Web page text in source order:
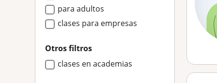
para adultos
clases para empresas
Otros filtros
clases en academias